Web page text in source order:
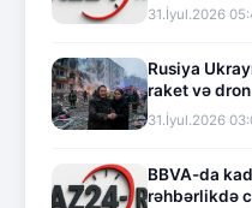
31.İyul.2026
Rusiya
raket və
31.İyul.2026
BBVA-da
rəhbərlikdə